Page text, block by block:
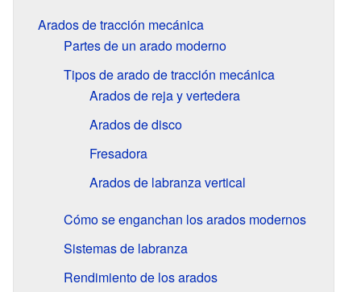
Arados de tracción mecánica
Partes de un arado moderno
Tipos de arado de tracción mecánica
Arados de reja y vertedera
Arados de disco
Fresadora
Arados de labranza vertical
Cómo se enganchan los arados modernos
Sistemas de labranza
Rendimiento de los arados